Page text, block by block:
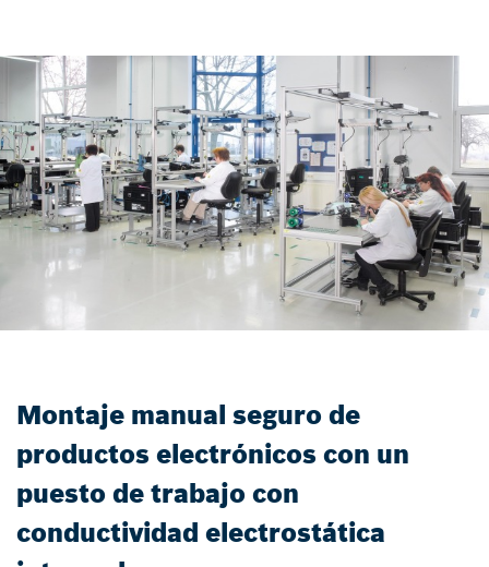
Montaje manual seguro de
productos electrónicos con un
puesto de trabajo con
conductividad electrostática